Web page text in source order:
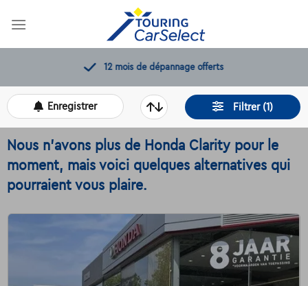
12 mois de dépannage offerts
Filtrer (1)
Enregistrer
Nous n'avons plus de Honda Clarity pour le
moment, mais voici quelques alternatives qui
pourraient vous plaire.